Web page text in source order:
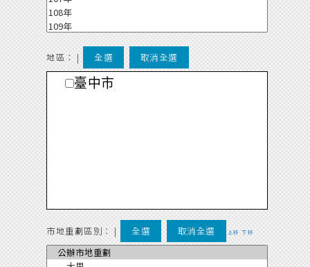
地區： | 全選 取消全選
臺中市
市地重劃區別： | 全選 取消全選 上移 下移